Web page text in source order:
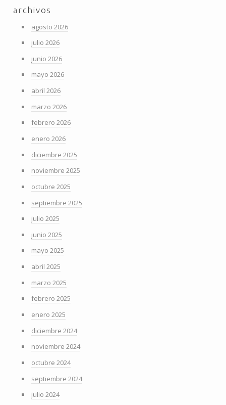
archivos
agosto 2026
julio 2026
junio 2026
mayo 2026
abril 2026
marzo 2026
febrero 2026
enero 2026
diciembre 2025
noviembre 2025
octubre 2025
septiembre 2025
julio 2025
junio 2025
mayo 2025
abril 2025
marzo 2025
febrero 2025
enero 2025
diciembre 2024
noviembre 2024
octubre 2024
septiembre 2024
julio 2024